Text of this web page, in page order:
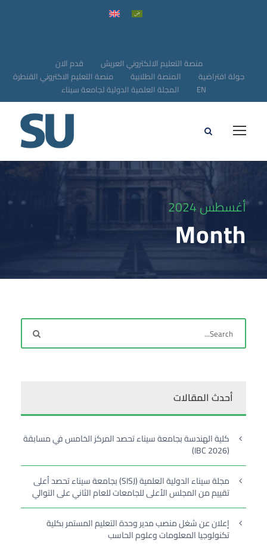
قدم الان
منصة التعليم الالكتروني العريش
منصة التعليم الاكتروني القنطرة
المنصة الطلابية
جولة افتراضية
المجلة العلمية الدولية لجامعة سيناء
EN
أغسطس 2024
Month
أحدث المقالات
كلية الهندسة بجامعة سيناء تحصد المركز الخامس في مسابقة
(IBC 2026)
مجلة سيناء الدولية العلمية (SISJ) بجامعة سيناء تحصد أعلى
تقييم من المجلس الأعلى للجامعات للعام الثاني على التوالي
إعلان عن شغل منصب مدير وحدة التعليم المستمر بكلية
تكنولوجيا المعلومات وعلوم الحاسب